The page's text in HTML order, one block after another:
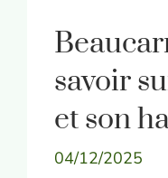
savoir
et son
04/12/2025